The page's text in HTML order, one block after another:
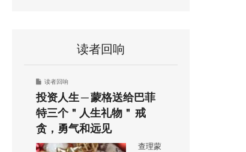
读者回响
读者回响
投资人生 ─ 蒙格送给巴菲
特三个＂人生礼物＂ 戒
贪，勇气和远见
查理蒙